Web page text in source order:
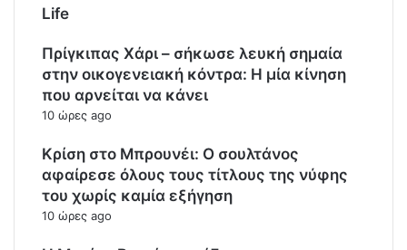
Life
Πρίγκιπας Χάρι – σήκωσε λευκή σημαία
στην οικογενειακή κόντρα: Η μία κίνηση
που αρνείται να κάνει
10 ώρες ago
Κρίση στο Μπρουνέι: Ο σουλτάνος
αφαίρεσε όλους τους τίτλους της νύφης
του χωρίς καμία εξήγηση
10 ώρες ago